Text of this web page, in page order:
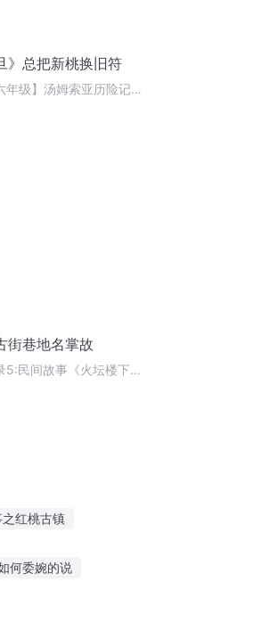
》总把新桃换旧符
年级】汤姆索亚历险记
街巷地名掌故
5:民间故事《火坛楼下黑
红桃古镇
何委婉的说